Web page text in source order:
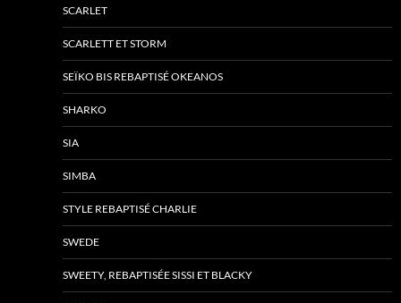
SCARLET
SCARLETT ET STORM
SEÏKO BIS REBAPTISÉ OKEANOS
SHARKO
SIA
SIMBA
STYLE REBAPTISÉ CHARLIE
SWEDE
SWEETY, REBAPTISÉE SISSI ET BLACKY